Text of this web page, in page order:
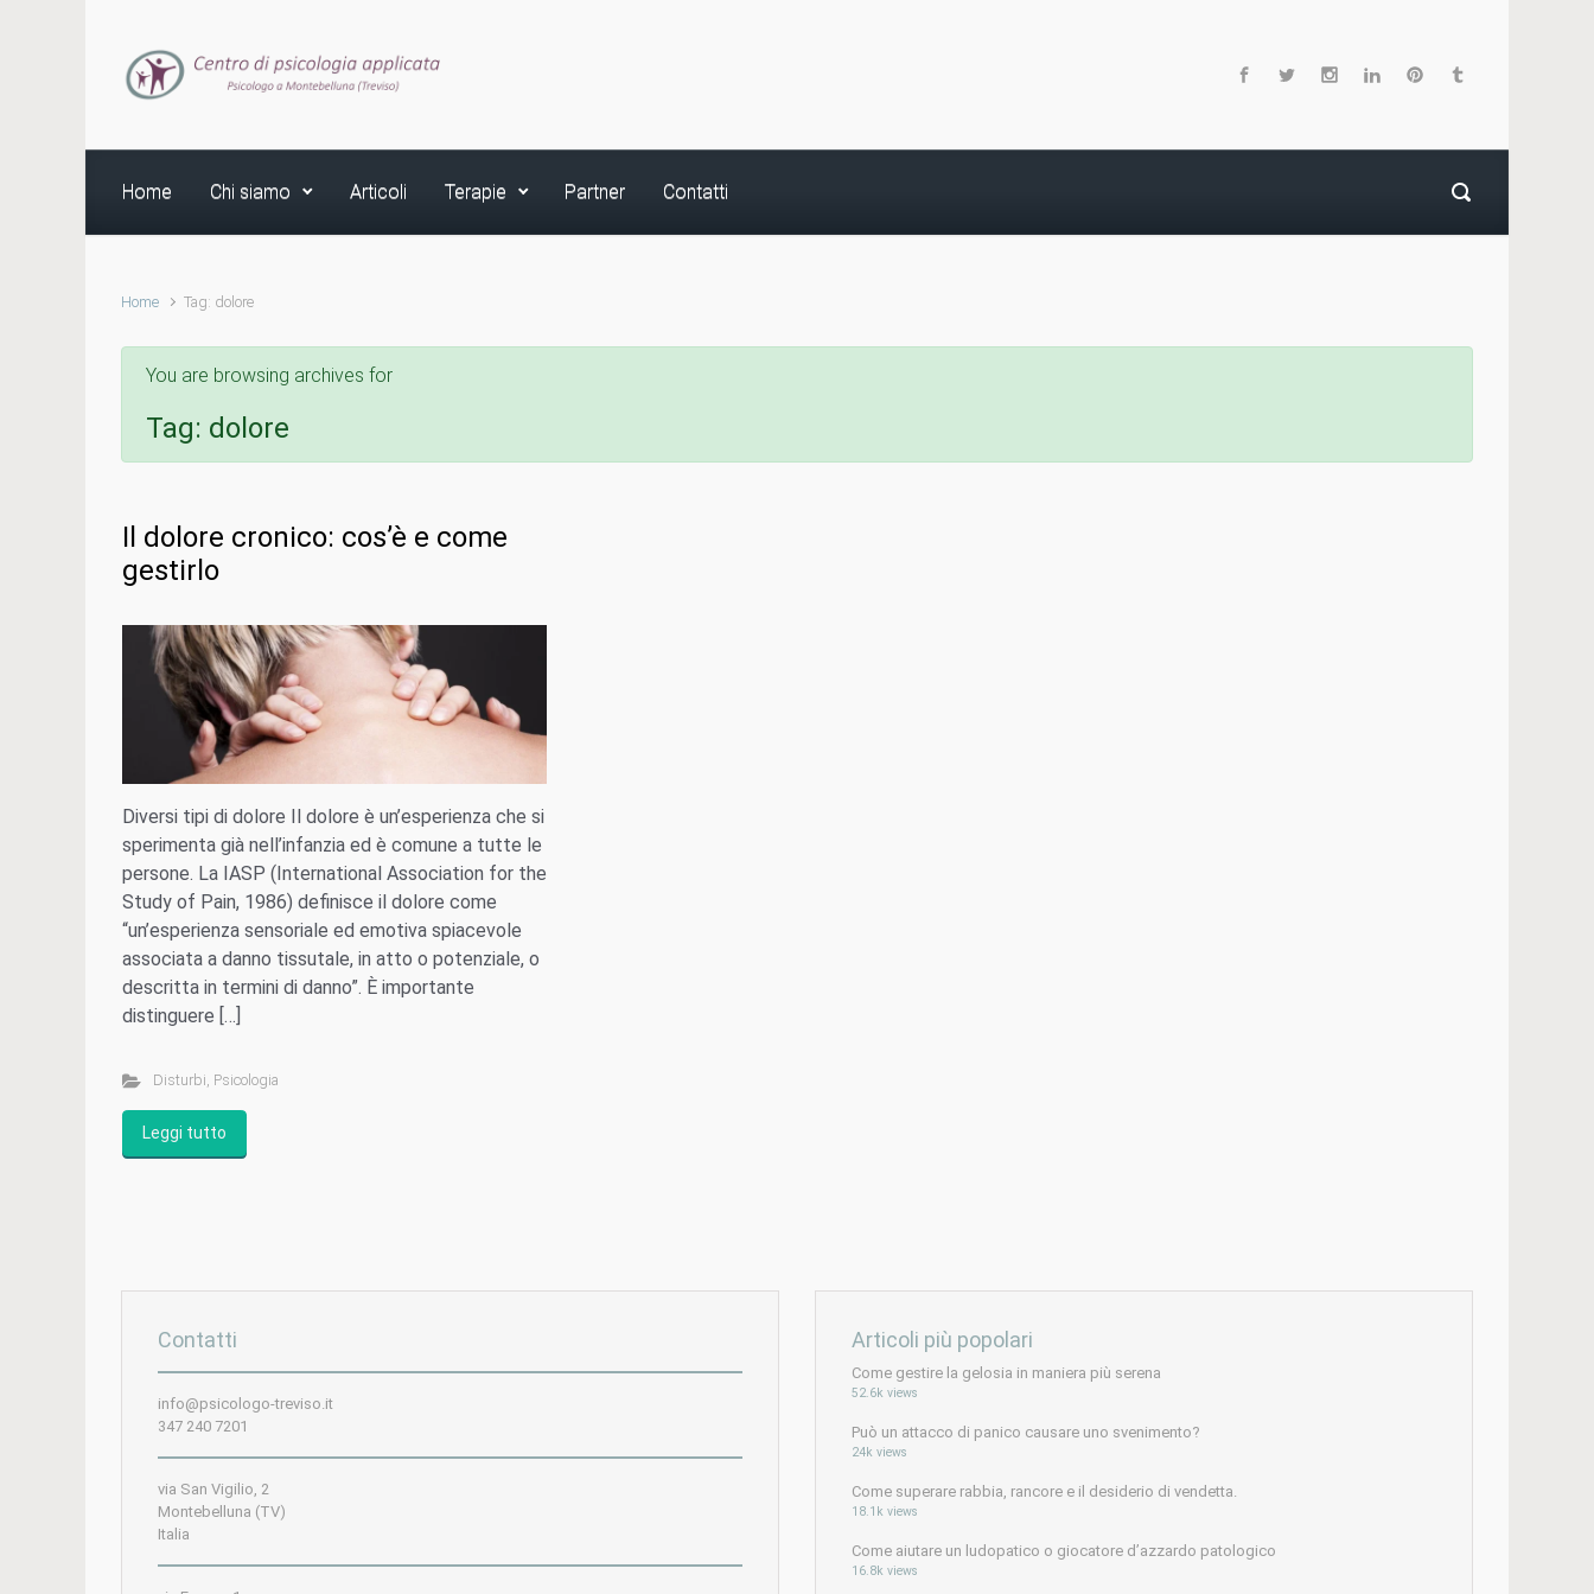
Home Chi siamo Articoli Terapie Partner Contatti
Home Tag: dolore
You are browsing archives for
Tag: dolore
Il dolore cronico: cos’è e come
gestirlo
Diversi tipi di dolore Il dolore è un’esperienza che si
sperimenta già nell’infanzia ed è comune a tutte le
persone. La IASP (International Association for the
Study of Pain, 1986) definisce il dolore come
“un’esperienza sensoriale ed emotiva spiacevole
associata a danno tissutale, in atto o potenziale, o
descritta in termini di danno”. È importante
distinguere […]
Disturbi, Psicologia
Leggi tutto
Contatti
info@psicologo-treviso.it
347 240 7201
via San Vigilio, 2
Montebelluna (TV)
Italia
Articoli più popolari
Come gestire la gelosia in maniera più serena
52.6k views
Può un attacco di panico causare uno svenimento?
24k views
Come superare rabbia, rancore e il desiderio di vendetta.
18.1k views
Come aiutare un ludopatico o giocatore d’azzardo patologico
16.8k views